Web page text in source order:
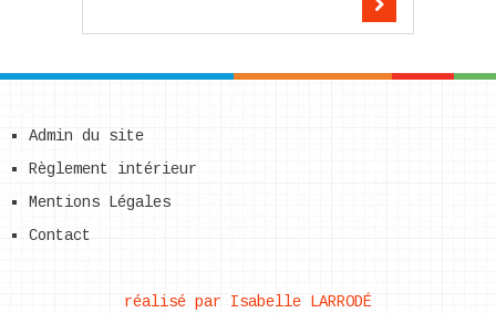
Admin du site
Règlement intérieur
Mentions Légales
Contact
réalisé par Isabelle LARRODÉ